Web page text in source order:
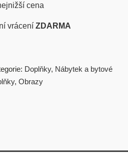
cena
vrácení ZDARMA
Doplňky, Nábytek a bytové
, Obrazy